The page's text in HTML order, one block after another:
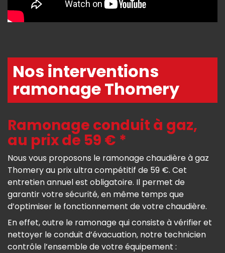
Nos interventions
ramonage Thomery
Ramonage conduit à gaz,
au prix de 59 € *
Nous vous proposons le ramonage chaudière à gaz
Thomery au prix ultra compétitif de 59 €. Cet
entretien annuel est obligatoire. Il permet de
garantir votre sécurité, en même temps que
d’optimiser le fonctionnement de votre chaudière.
En effet, outre le ramonage qui consiste à vérifier et
nettoyer le conduit d’évacuation, notre technicien
contrôle l’ensemble de votre équipement :